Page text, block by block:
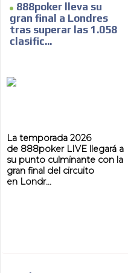
888poker lleva su
gran final a Londres
tras superar las 1.058
clasific...
La temporada 2026
de 888poker LIVE llegará a
su punto culminante con la
gran final del circuito
en Londr...